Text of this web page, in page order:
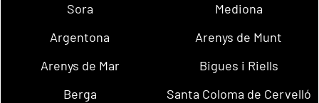
Sora
Mediona
Argentona
Arenys de Munt
Arenys de Mar
Bigues i Riells
Berga
Santa Coloma de Cervelló